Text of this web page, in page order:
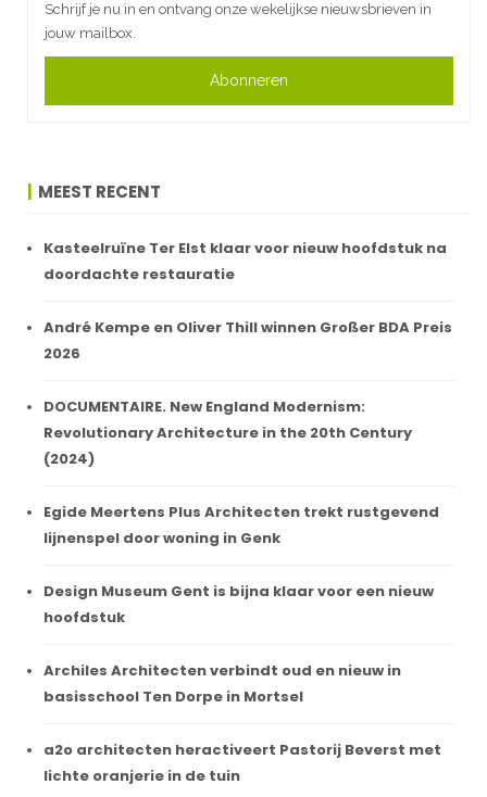
Schrijf je nu in en ontvang onze wekelijkse nieuwsbrieven in
jouw mailbox.
Abonneren
MEEST RECENT
Kasteelruïne Ter Elst klaar voor nieuw hoofdstuk na
doordachte restauratie
André Kempe en Oliver Thill winnen Großer BDA Preis
2026
DOCUMENTAIRE. New England Modernism:
Revolutionary Architecture in the 20th Century
(2024)
Egide Meertens Plus Architecten trekt rustgevend
lijnenspel door woning in Genk
Design Museum Gent is bijna klaar voor een nieuw
hoofdstuk
Archiles Architecten verbindt oud en nieuw in
basisschool Ten Dorpe in Mortsel
a2o architecten heractiveert Pastorij Beverst met
lichte oranjerie in de tuin